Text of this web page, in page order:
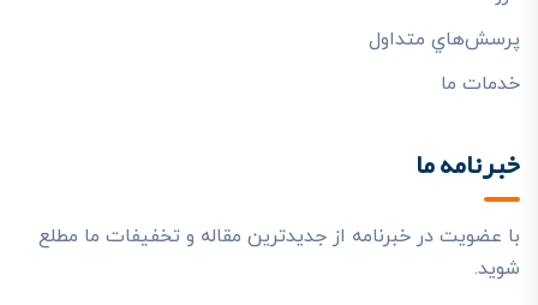
پرسش‌هاي متداول
خدمات ما
خبرنامه ما
با عضویت در خبرنامه از جدیدترین مقاله و تخفیفات ما مطلع
شوید.